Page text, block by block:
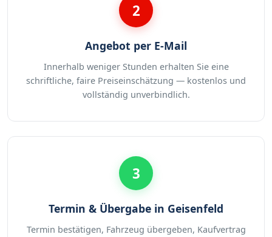
2
Angebot per E-Mail
Innerhalb weniger Stunden erhalten Sie eine
schriftliche, faire Preiseinschätzung — kostenlos und
vollständig unverbindlich.
3
Termin & Übergabe in Geisenfeld
Termin bestätigen, Fahrzeug übergeben, Kaufvertrag